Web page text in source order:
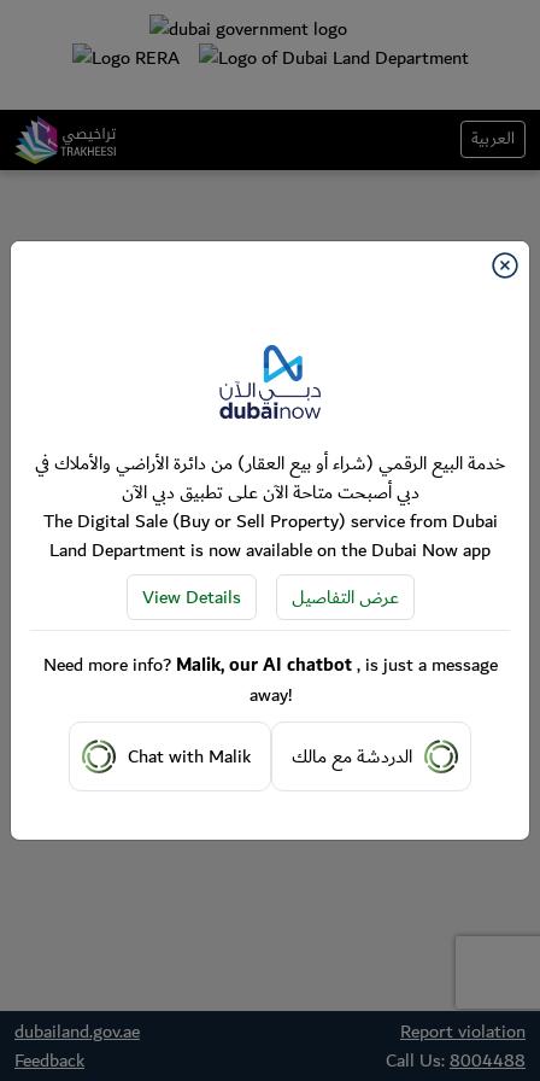
العربية
dubailand.gov.ae
Report violation
Feedback
Call Us:8004488
خدمة البيع الرقمي (شراء أو بيع العقار) من دائرة الأراضي والأملاك في
دبي أصبحت متاحة الآن على تطبيق دبي الآن
The Digital Sale (Buy or Sell Property) service from Dubai
Land Department is now available on the Dubai Now app
View Details
عرض التفاصيل
Need more info?Malik, our AI chatbot, is just a message
away!
Chat with Malik
الدردشة مع مالك